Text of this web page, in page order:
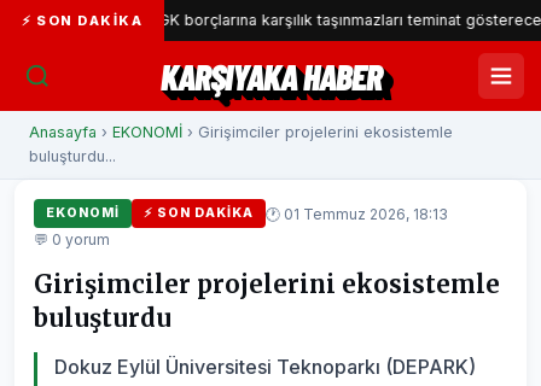
⚡ SON DAKIKA
SGK borçlarına karşılık taşınmazları teminat gösterecek
KARŞIYAKA HABER
Anasayfa › EKONOMİ › Girişimciler projelerini ekosistemle
buluşturdu...
EKONOMİ ⚡ SON DAKIKA
🕐 01 Temmuz 2026, 18:13
💬 0 yorum
Girişimciler projelerini ekosistemle
buluşturdu
Dokuz Eylül Üniversitesi Teknoparkı (DEPARK)